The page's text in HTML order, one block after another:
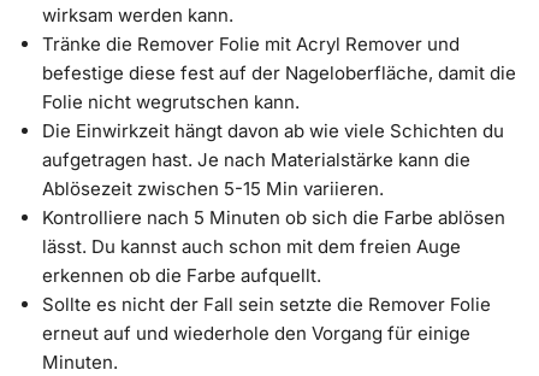
wirksam werden kann.
Tränke die Remover Folie mit Acryl Remover und
befestige diese fest auf der Nageloberfläche, damit die
Folie nicht wegrutschen kann.
Die Einwirkzeit hängt davon ab wie viele Schichten du
aufgetragen hast. Je nach Materialstärke kann die
Ablösezeit zwischen 5-15 Min variieren.
Kontrolliere nach 5 Minuten ob sich die Farbe ablösen
lässt. Du kannst auch schon mit dem freien Auge
erkennen ob die Farbe aufquellt.
Sollte es nicht der Fall sein setzte die Remover Folie
erneut auf und wiederhole den Vorgang für einige
Minuten.